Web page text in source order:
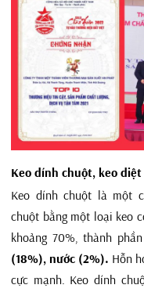
Keo dính chuột, keo
Keo dính chuột là một
chuột bằng một loại keo
khoảng 70%, thành
(18%), nước (2%). Hỗn
cực mạnh. Keo dính